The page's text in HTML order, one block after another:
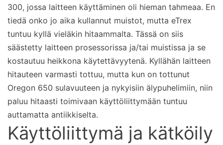
300, jossa laitteen käyttäminen oli hieman tahmeaa. En
tiedä onko jo aika kullannut muistot, mutta eTrex
tuntuu kyllä vieläkin hitaammalta. Tässä on siis
säästetty laitteen prosessorissa ja/tai muistissa ja se
kostautuu heikkona käytettävyytenä. Kyllähän laitteen
hitauteen varmasti tottuu, mutta kun on tottunut
Oregon 650 sulavuuteen ja nykyisiin älypuhelimiin, niin
paluu hitaasti toimivaan käyttöliittymään tuntuu
auttamatta antiikkiselta.
Käyttöliittymä ja kätköily